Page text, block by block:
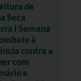
de
Seca
I Semana
à
contra a
com
e